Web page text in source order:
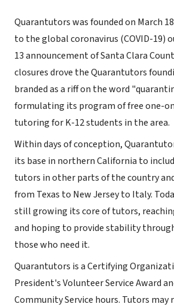
Quarantutors was founded on March
to the global coronavirus (COVID-19)
13 announcement of Santa Clara
closures drove the Quarantutors
branded as a riff on the word
formulating its program of free one-
tutoring for K-12 students in the area.
Within days of conception,
its base in northern California to
tutors in other parts of the country
from Texas to New Jersey to Italy.
still growing its core of tutors,
and hoping to provide stability
those who need it.
Quarantutors is a Certifying
President's Volunteer Service Award
Community Service hours. Tutors may